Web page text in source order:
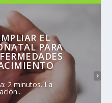
EL
PARA
2 minutos. La